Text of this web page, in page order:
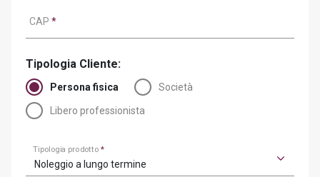
CAP *
Tipologia Cliente:
Persona fisica Società
Libero professionista
Tipologia prodotto*
Noleggio a lungo termine